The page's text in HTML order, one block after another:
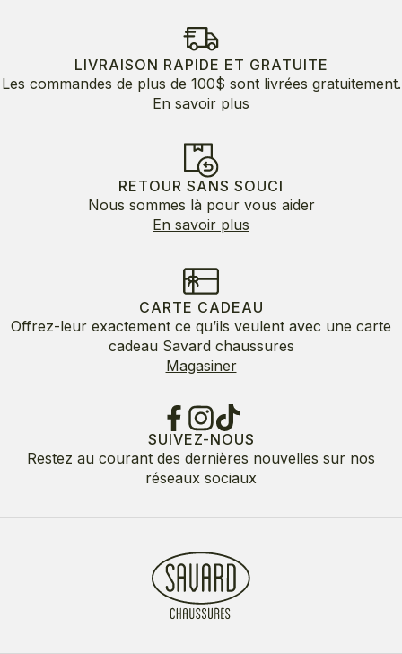
LIVRAISON RAPIDE ET GRATUITE
Les commandes de plus de 100$ sont livrées gratuitement.
En savoir plus
RETOUR SANS SOUCI
Nous sommes là pour vous aider
En savoir plus
CARTE CADEAU
Offrez-leur exactement ce qu’ils veulent avec une carte
cadeau Savard chaussures
Magasiner
SUIVEZ-NOUS
Restez au courant des dernières nouvelles sur nos
réseaux sociaux